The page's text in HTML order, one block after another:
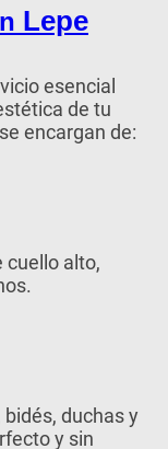
Lepe
esencial
de tu
encargan de:
cuello alto,
duchas y
y sin